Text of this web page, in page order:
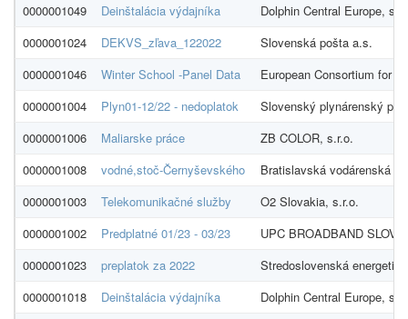
0000001049
Deinštalácia výdajníka
Dolphin Central Europe,
0000001024
DEKVS_zľava_122022
Slovenská pošta a.s.
0000001046
Winter School -Panel Data
European Consortium for
0000001004
Plyn01-12/22 - nedoplatok
Slovenský plynárenský
0000001006
Maliarske práce
ZB COLOR, s.r.o.
0000001008
vodné,stoč-Černyševského
Bratislavská vodárenská
0000001003
Telekomunikačné služby
O2 Slovakia, s.r.o.
0000001002
Predplatné 01/23 - 03/23
UPC BROADBAND
0000001023
preplatok za 2022
Stredoslovenská
0000001018
Deinštalácia výdajníka
Dolphin Central Europe,